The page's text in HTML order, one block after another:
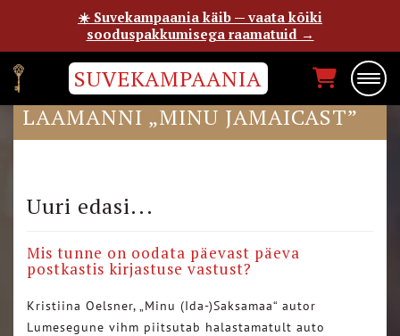
SUVEKAMPAANIA
BLOGIJA NUXX TARRVI
LAAMANNI „MINU JAMAICAST”
Uuri edasi...
Mis tunne on oodata päevast päeva
postkastis kirjastuse vastust?
Kristiina Oelsner, „Minu (Ida-)Saksamaa“ autor
Lumesegune vihm piitsutab halastamatult auto
☀️ Suvekampaania käib — vaata kõiki
sooduspakkumisega raamatuid →